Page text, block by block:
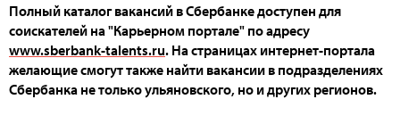
Полный каталог вакансий в Сбербанке доступен для
соискателей на "Карьерном портале" по адресу
www.sberbank-talents.ru. На страницах интернет-портала
желающие смогут также найти вакансии в подразделениях
Сбербанка не только ульяновского, но и других регионов.